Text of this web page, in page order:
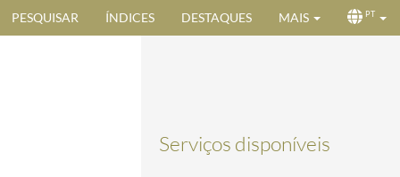
PESQUISAR ÍNDICES DESTAQUES MAIS PT
Serviços disponíveis